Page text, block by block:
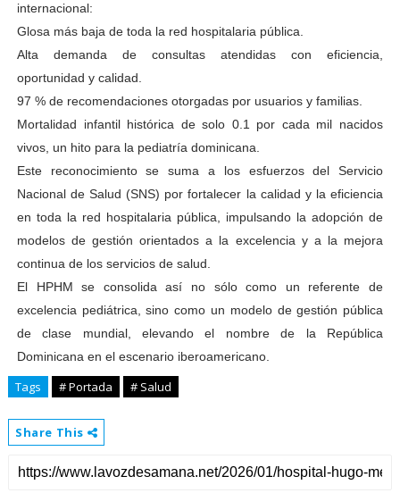
internacional:
Glosa más baja de toda la red hospitalaria pública.
Alta demanda de consultas atendidas con eficiencia,
oportunidad y calidad.
97 % de recomendaciones otorgadas por usuarios y familias.
Mortalidad infantil histórica de solo 0.1 por cada mil nacidos
vivos, un hito para la pediatría dominicana.
Este reconocimiento se suma a los esfuerzos del Servicio
Nacional de Salud (SNS) por fortalecer la calidad y la eficiencia
en toda la red hospitalaria pública, impulsando la adopción de
modelos de gestión orientados a la excelencia y a la mejora
continua de los servicios de salud.
El HPHM se consolida así no sólo como un referente de
excelencia pediátrica, sino como un modelo de gestión pública
de clase mundial, elevando el nombre de la República
Dominicana en el escenario iberoamericano.
Tags # Portada # Salud
Share This